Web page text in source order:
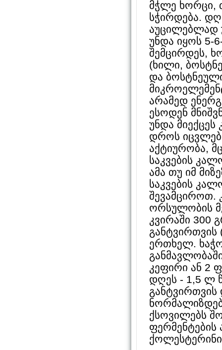
მჭლე ხორცი,
სჭირდება.
აუცილებლად
უნდა იყოს 5-
შემცირდეს,
(ხილი,
და
არამედ
ესოდენ
უნდა მიექცეს
დროს
აქტიურობა,
საკვების
ამა თუ იმ
საკვების
შევამციროთ.
ორსულობის
კვირაში 300
განტვირთვის
ერთხელ.
კეფირი ან 2
დღეს - 1,5 ლ
განტვირთვის
ქსოვილებს
ფერმენტების